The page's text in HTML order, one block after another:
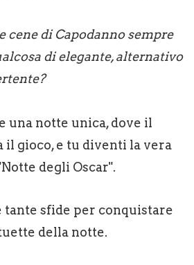
cene di Capodanno sempre
di elegante, alternativo
una notte unica, dove il
gioco, e tu diventi la vera
degli Oscar".
tante sfide per conquistare
della notte.